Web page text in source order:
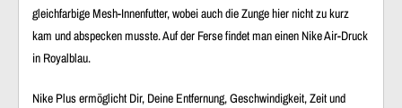
gleichfarbige Mesh-Innenfutter, wobei auch die Zunge hier nicht zu kurz
kam und abspecken musste. Auf der Ferse findet man einen Nike Air-Druck
in Royalblau.
Nike Plus ermöglicht Dir, Deine Entfernung, Geschwindigkeit, Zeit und